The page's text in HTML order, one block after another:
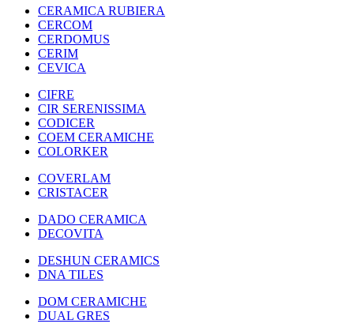
CERAMICA RUBIERA
CERCOM
CERDOMUS
CERIM
CEVICA
CIFRE
CIR SERENISSIMA
CODICER
COEM CERAMICHE
COLORKER
COVERLAM
CRISTACER
DADO CERAMICA
DECOVITA
DESHUN CERAMICS
DNA TILES
DOM CERAMICHE
DUAL GRES